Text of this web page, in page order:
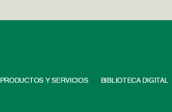
PRODUCTOS Y SERVICIOS BIBLIOTECA DIGITAL